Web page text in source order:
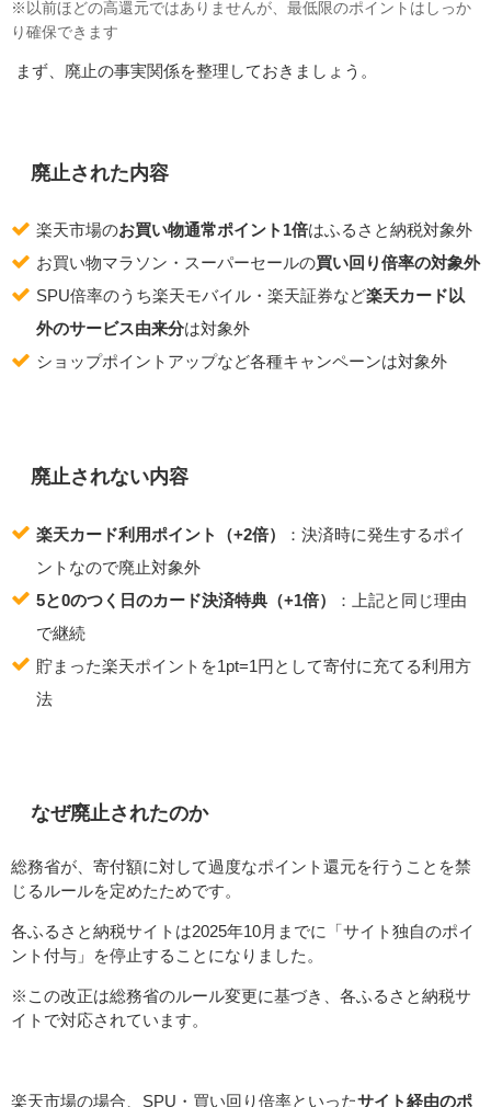
※以前ほどの高還元ではありませんが、最低限のポイントはしっか
り確保できます
まず、廃止の事実関係を整理しておきましょう。
廃止された内容
楽天市場のお買い物通常ポイント1倍はふるさと納税対象外
お買い物マラソン・スーパーセールの買い回り倍率の対象外
SPU倍率のうち楽天モバイル・楽天証券など楽天カード以
外のサービス由来分は対象外
ショップポイントアップなど各種キャンペーンは対象外
廃止されない内容
楽天カード利用ポイント（+2倍）
：決済時に発生するポイ
ントなので廃止対象外
5と0のつく日のカード決済特典（+1倍）
：上記と同じ理由
で継続
貯まった楽天ポイントを1pt=1円として寄付に充てる利用方
法
なぜ廃止されたのか
総務省が、寄付額に対して過度なポイント還元を行うことを禁
じるルールを定めたためです。
各ふるさと納税サイトは2025年10月までに「サイト独自のポイ
ント付与」を停止することになりました。
※この改正は総務省のルール変更に基づき、各ふるさと納税サ
イトで対応されています。
楽天市場の場合、SPU・買い回り倍率といったサイト経由のポ